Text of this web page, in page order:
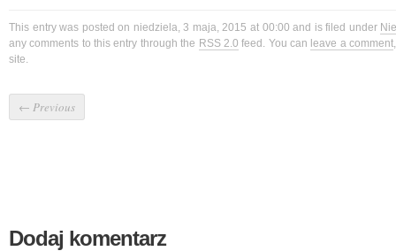
This entry was posted on niedziela, 3 maja, 2015 at 00:00 and is filed under
any comments to this entry through the RSS 2.0 feed. You can leave a comment
site.
← Previous
Dodaj komentarz